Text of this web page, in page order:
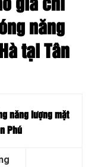
giá chi
năng
tại Tân
năng lượng mặt
Phú